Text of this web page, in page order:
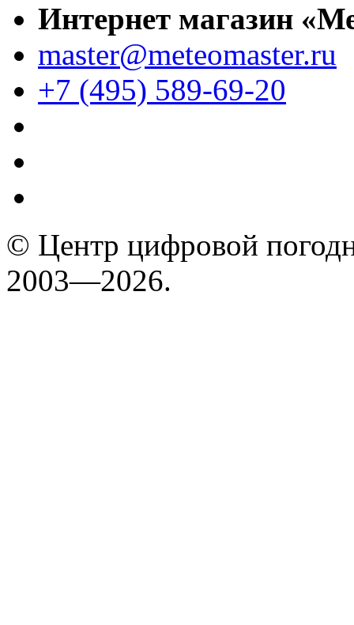
Интернет магазин
master@meteomaster.ru
+7 (495) 589-69-20
© Центр цифровой
2003—2026.